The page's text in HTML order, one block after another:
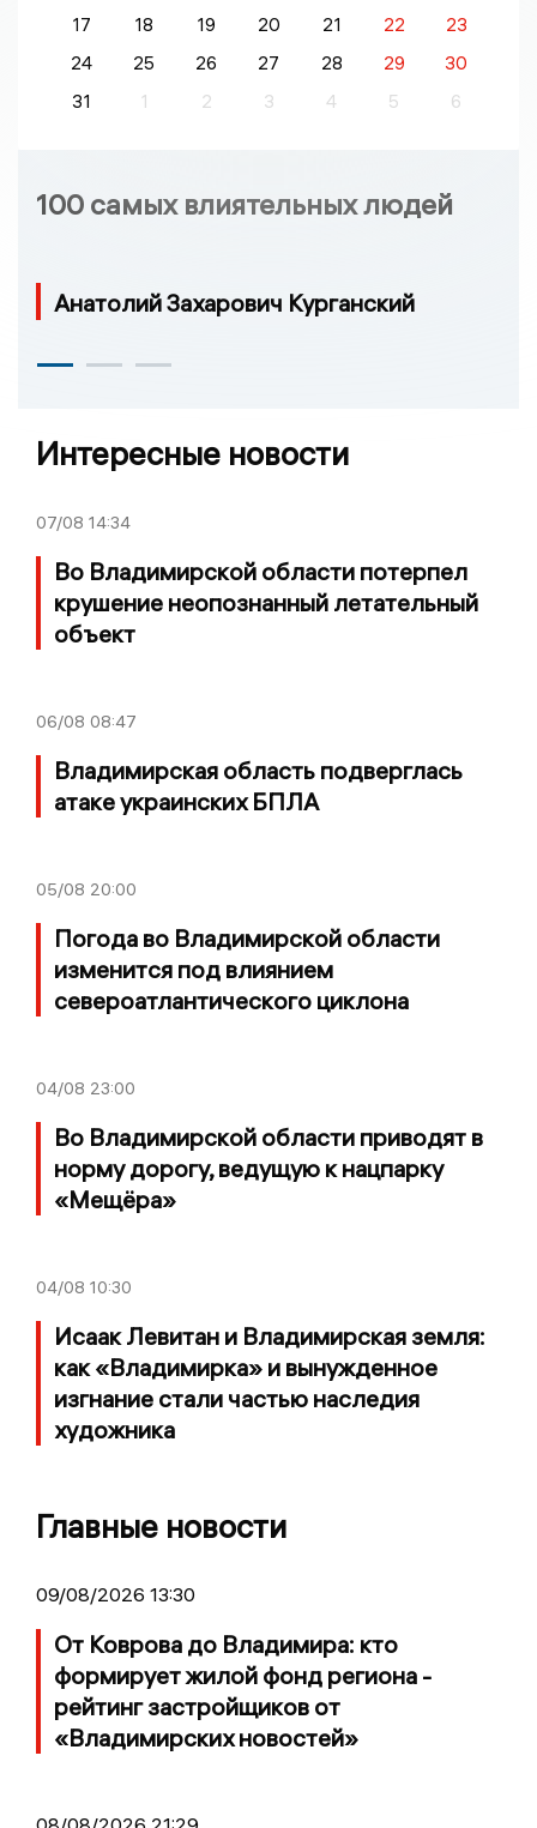
17 18 19 20 21 22
23
24
25 26 27 28 29
30
31
1 2 3 4 5 6
100 самых влиятельных людей
Анатолий Захарович Курганский
Интересные новости
07/08 14:34
Во Владимирской области потерпел
крушение неопознанный летательный
объект
06/08 08:47
Владимирская область подверглась
атаке украинских БПЛА
05/08 20:00
Погода во Владимирской области
изменится под влиянием
североатлантического циклона
04/08 23:00
Во Владимирской области приводят в
норму дорогу, ведущую к нацпарку
«Мещёра»
04/08 10:30
Исаак Левитан и Владимирская земля:
как «Владимирка» и вынужденное
изгнание стали частью наследия
художника
Главные новости
09/08/2026 13:30
От Коврова до Владимира: кто
формирует жилой фонд региона -
рейтинг застройщиков от
«Владимирских новостей»